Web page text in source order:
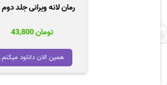
رمان لانه ویرانی جلد دوم pdf
تومان
همین الان دانلود میکنم.